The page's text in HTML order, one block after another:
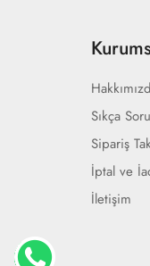
Sıkça
Sipariş
İptal ve
İletişim